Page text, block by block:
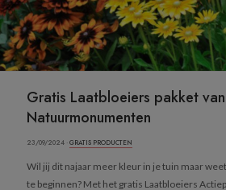
Gratis Laatbloeiers pakket van
Natuurmonumenten
23/09/2024 ·GRATIS PRODUCTEN
Wil jij dit najaar meer kleur in je tuin maar
te beginnen? Met het gratis Laatbloeiers